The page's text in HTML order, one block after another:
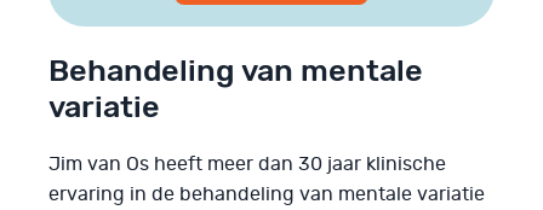
Behandeling van mentale
variatie
Jim van Os heeft meer dan 30 jaar klinische
ervaring in de behandeling van mentale variatie